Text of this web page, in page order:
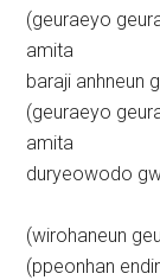
(geuraeyo
amita
baraji anhneun
(geuraeyo
amita
duryeowodo
(wirohaneun
(ppeonhan